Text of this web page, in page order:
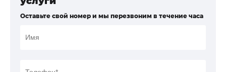
Оставьте свой номер и мы перезвоним в течение часа